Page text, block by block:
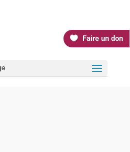
Faire un don